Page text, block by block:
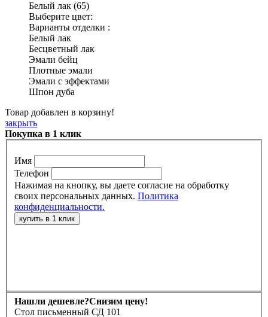
Белый лак (65)
Выберите цвет:
Варианты отделки :
Белый лак
Бесцветный лак
Эмали бейц
Плотные эмали
Эмали с эффектами
Шпон дуба
Товар добавлен в корзину!
закрыть
Покупка в 1 клик
Имя
Телефон
Нажимая на кнопку, вы даете согласие на обработку
своих персональных данных. Политика
конфиденциальности.
Нашли дешевле?Снизим цену!
Стол письменный СД 101